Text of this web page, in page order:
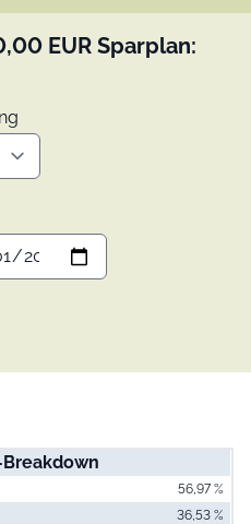
EUR Sparplan:
56,97 %
36,53 %